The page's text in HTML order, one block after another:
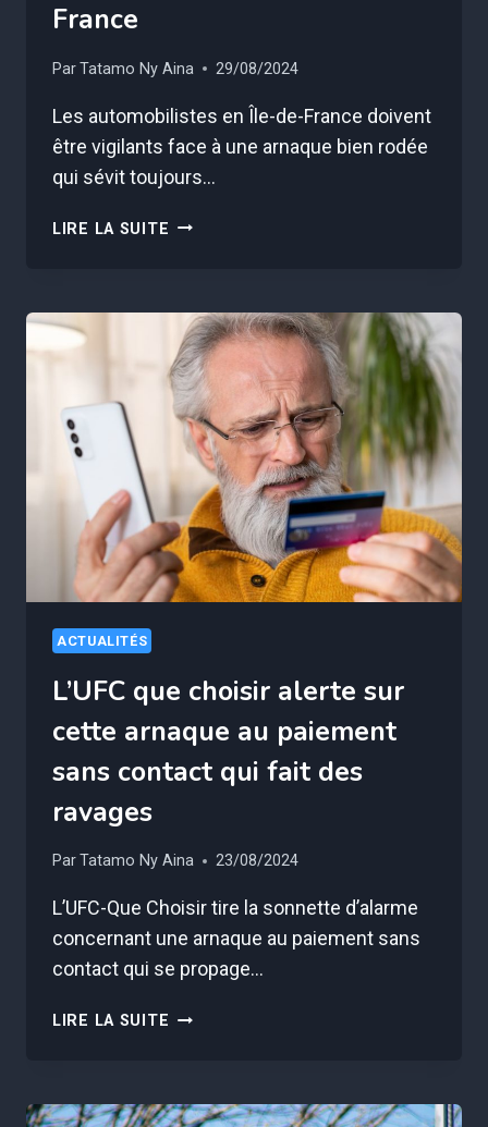
France
ParTatamo Ny Aina 29/08/2024
Les automobilistes en Île-de-France doivent
être vigilants face à une arnaque bien rodée
qui sévit toujours…
LIRE LA SUITE LA
UNE
NOUVELLE
ARNAQUE
QUI
FAIT
DES
RAVAGES
SUR
LES
ROUTES
EN
FRANCE
ACTUALITÉS
L’UFC que choisir alerte sur
cette arnaque au paiement
sans contact qui fait des
ravages
ParTatamo Ny Aina 23/08/2024
L’UFC-Que Choisir tire la sonnette d’alarme
concernant une arnaque au paiement sans
contact qui se propage…
LIRE LA SUITE L’UFC
SUR